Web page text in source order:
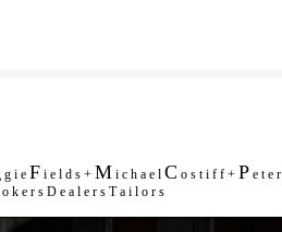
g i e F i e l d s + M i c h a e l C o s t i f f + P e t e r
k e r s D e a l e r s T a i l o r s